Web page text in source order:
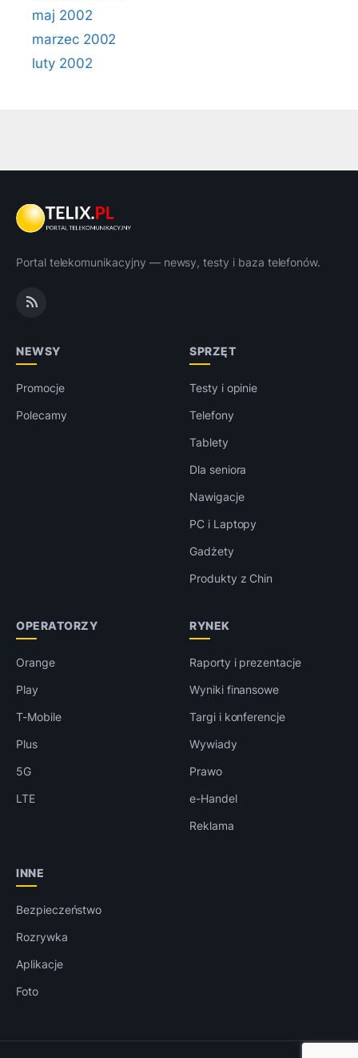
maj 2002
marzec 2002
luty 2002
Portal telekomunikacyjny — newsy, testy i baza telefonów.
NEWSY
Promocje
Polecamy
SPRZĘT
Testy i opinie
Telefony
Tablety
Dla seniora
Nawigacje
PC i Laptopy
Gadżety
Produkty z Chin
OPERATORZY
Orange
Play
T-Mobile
Plus
5G
LTE
RYNEK
Raporty i prezentacje
Wyniki finansowe
Targi i konferencje
Wywiady
Prawo
e-Handel
Reklama
INNE
Bezpieczeństwo
Rozrywka
Aplikacje
Foto